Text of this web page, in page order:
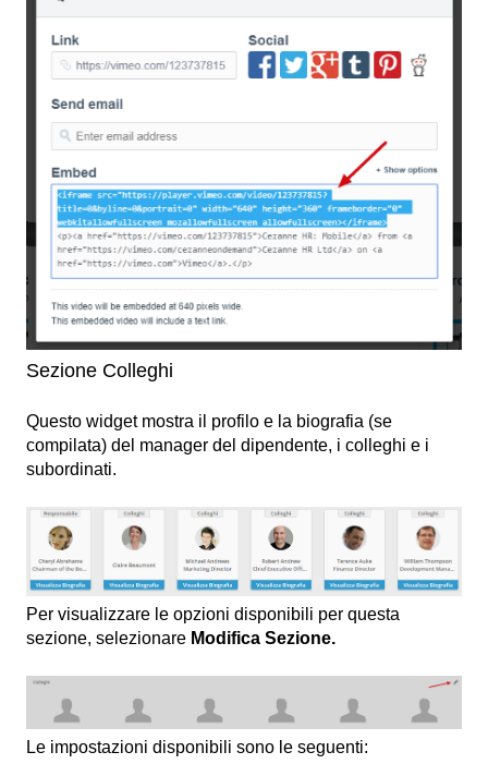
Sezione Colleghi
Questo widget mostra il profilo e la biografia (se
compilata) del manager del dipendente, i colleghi e i
subordinati.
Per visualizzare le opzioni disponibili per questa
sezione, selezionare Modifica Sezione.
Le impostazioni disponibili sono le seguenti: